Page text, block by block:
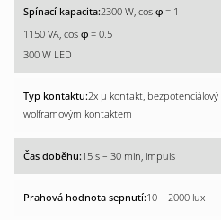
2300 W, cos φ = 1
1150 VA, cos φ = 0.5
300 W LED
2x µ kontakt,
wolframovým kontaktem
15 s – 30 min, impuls
10 – 2000 lux